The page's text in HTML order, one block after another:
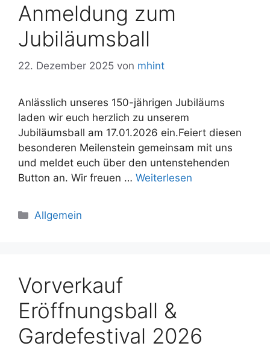
Anmeldung zum
Jubiläumsball
22. Dezember 2025 von mhint
Anlässlich unseres 150-jährigen Jubiläums
laden wir euch herzlich zu unserem
Jubiläumsball am 17.01.2026 ein.Feiert diesen
besonderen Meilenstein gemeinsam mit uns
und meldet euch über den untenstehenden
Button an. Wir freuen … Weiterlesen
Kategorien
Allgemein
Vorverkauf
Eröffnungsball &
Gardefestival 2026